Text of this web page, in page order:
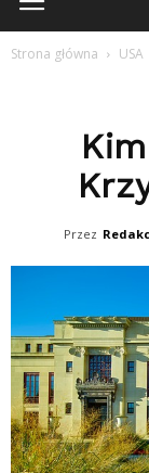
Strona główna USA
Przez